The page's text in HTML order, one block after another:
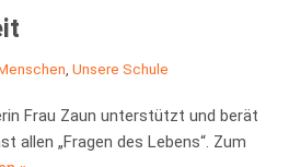
Unsere Schule
Frau Zaun unterstützt und berät
allen „Fragen des Lebens“. Zum